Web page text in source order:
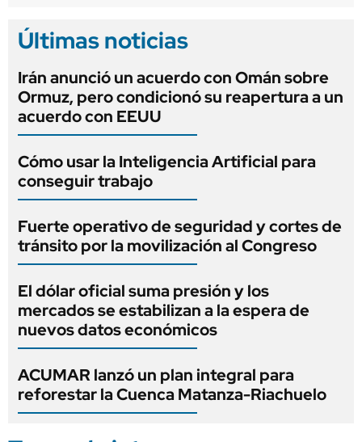
Últimas noticias
Irán anunció un acuerdo con Omán sobre
Ormuz, pero condicionó su reapertura a un
acuerdo con EEUU
Cómo usar la Inteligencia Artificial para
conseguir trabajo
Fuerte operativo de seguridad y cortes de
tránsito por la movilización al Congreso
El dólar oficial suma presión y los
mercados se estabilizan a la espera de
nuevos datos económicos
ACUMAR lanzó un plan integral para
reforestar la Cuenca Matanza-Riachuelo